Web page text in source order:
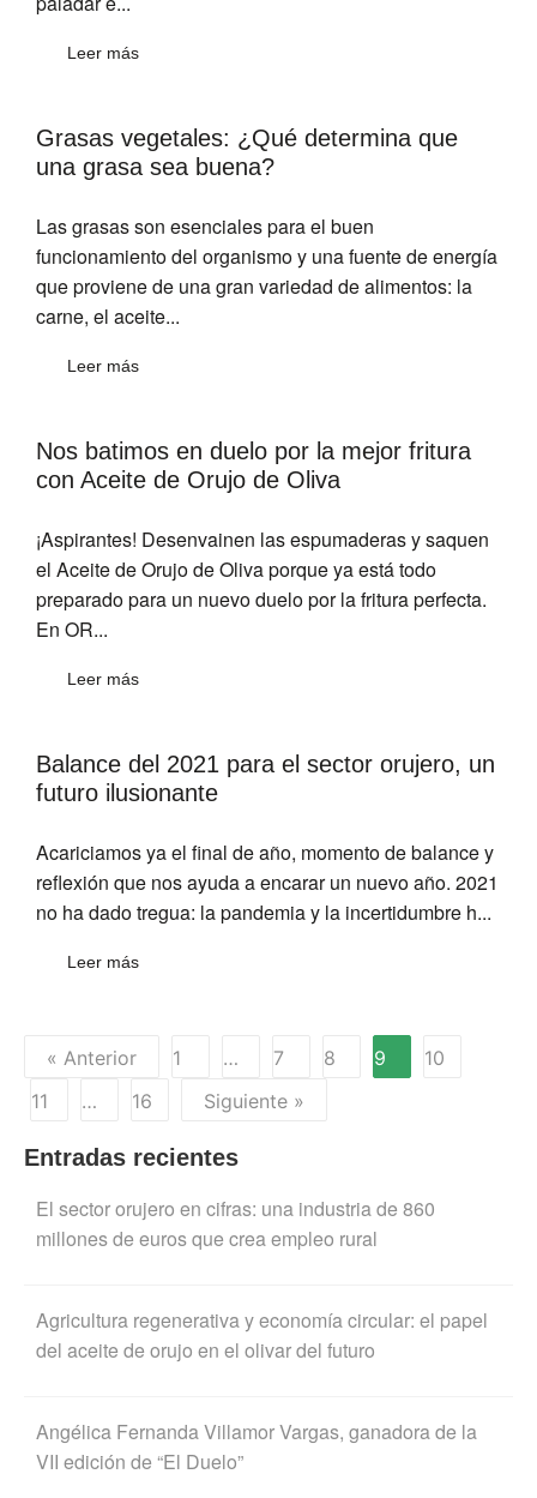
Leer más
Grasas vegetales: ¿Qué determina que
una grasa sea buena?
Las grasas son esenciales para el buen
funcionamiento del organismo y una fuente de energía
que proviene de una gran variedad de alimentos: la
carne, el aceite...
Leer más
Nos batimos en duelo por la mejor fritura
con Aceite de Orujo de Oliva
¡Aspirantes! Desenvainen las espumaderas y saquen
el Aceite de Orujo de Oliva porque ya está todo
preparado para un nuevo duelo por la fritura perfecta.
En OR...
Leer más
Balance del 2021 para el sector orujero, un
futuro ilusionante
Acariciamos ya el final de año, momento de balance y
reflexión que nos ayuda a encarar un nuevo año. 2021
no ha dado tregua: la pandemia y la incertidumbre h...
Leer más
« Anterior 1 … 7 8 9
10
11
… 16 Siguiente »
Entradas recientes
El sector orujero en cifras: una industria de 860
millones de euros que crea empleo rural
Agricultura regenerativa y economía circular: el papel
del aceite de orujo en el olivar del futuro
Angélica Fernanda Villamor Vargas, ganadora de la
VII edición de “El Duelo”